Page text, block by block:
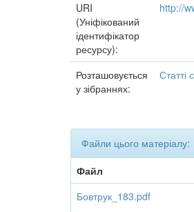
URI
(Уніфікований
ідентифікатор
ресурсу):
http://
Розташовується
у зібраннях:
Статті
Файли цього матеріалу:
Файл
Бовтрук_183.pdf